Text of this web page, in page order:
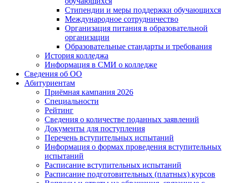
Стипендии и меры поддержки обучающихся
Международное сотрудничество
Организация питания в образовательной
организации
Образовательные стандарты и требования
История колледжа
Информация в СМИ о колледже
Сведения об ОО
Абитуриентам
Приёмная кампания 2026
Специальности
Рейтинг
Сведения о количестве поданных заявлений
Документы для поступления
Перечень вступительных испытаний
Информация о формах проведения вступительных
испытаний
Расписание вступительных испытаний
Расписание подготовительных (платных) курсов